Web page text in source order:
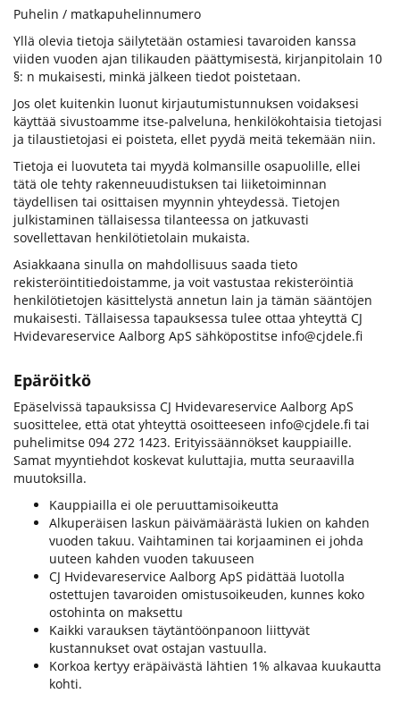
Puhelin / matkapuhelinnumero
Yllä olevia tietoja säilytetään ostamiesi tavaroiden kanssa
viiden vuoden ajan tilikauden päättymisestä, kirjanpitolain 10
§: n mukaisesti, minkä jälkeen tiedot poistetaan.
Jos olet kuitenkin luonut kirjautumistunnuksen voidaksesi
käyttää sivustoamme itse-palveluna, henkilökohtaisia ​​tietojasi
ja tilaustietojasi ei poisteta, ellet pyydä meitä tekemään niin.
Tietoja ei luovuteta tai myydä kolmansille osapuolille, ellei
tätä ole tehty rakenneuudistuksen tai liiketoiminnan
täydellisen tai osittaisen myynnin yhteydessä. Tietojen
julkistaminen tällaisessa tilanteessa on jatkuvasti
sovellettavan henkilötietolain mukaista.
Asiakkaana sinulla on mahdollisuus saada tieto
rekisteröintitiedoistamme, ja voit vastustaa rekisteröintiä
henkilötietojen käsittelystä annetun lain ja tämän sääntöjen
mukaisesti. Tällaisessa tapauksessa tulee ottaa yhteyttä CJ
Hvidevareservice Aalborg ApS sähköpostitse info@cjdele.fi
Epäröitkö
Epäselvissä tapauksissa CJ Hvidevareservice Aalborg ApS
suosittelee, että otat yhteyttä osoitteeseen info@cjdele.fi tai
puhelimitse 094 272 1423. Erityissäännökset kauppiaille.
Samat myyntiehdot koskevat kuluttajia, mutta seuraavilla
muutoksilla.
Kauppiailla ei ole peruuttamisoikeutta
Alkuperäisen laskun päivämäärästä lukien on kahden
vuoden takuu. Vaihtaminen tai korjaaminen ei johda
uuteen kahden vuoden takuuseen
CJ Hvidevareservice Aalborg ApS pidättää luotolla
ostettujen tavaroiden omistusoikeuden, kunnes koko
ostohinta on maksettu
Kaikki varauksen täytäntöönpanoon liittyvät
kustannukset ovat ostajan vastuulla.
Korkoa kertyy eräpäivästä lähtien 1% alkavaa kuukautta
kohti.